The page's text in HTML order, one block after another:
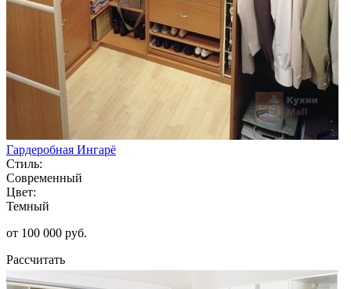
Гардеробная Ингарё
Стиль:
Современный
Цвет:
Темный
от 100 000 руб.
Рассчитать